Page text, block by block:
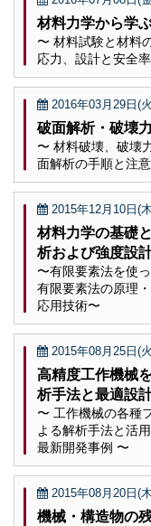
材料力学から学
〜 材料試験と材料
応力、設計と安全
2016年03月29日(
破面解析・破壊
〜 材料破壊、破壊
面解析の手順と注
2015年12月10日(
材料力学の基礎
析および強度設
〜有限要素法を使
有限要素法の原理
応用技術〜
2015年08月25日(
高精度工作機械
析手法と最適設
〜 工作機械の各種
よる解析手法と活
最新開発事例 〜
2015年08月20日(
機械・構造物の